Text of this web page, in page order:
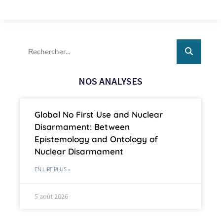
NOS ANALYSES
Global No First Use and Nuclear
Disarmament: Between
Epistemology and Ontology of
Nuclear Disarmament
EN LIRE PLUS »
5 août 2026